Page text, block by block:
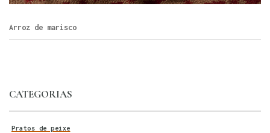
Arroz de marisco
CATEGORIAS
Pratos de peixe